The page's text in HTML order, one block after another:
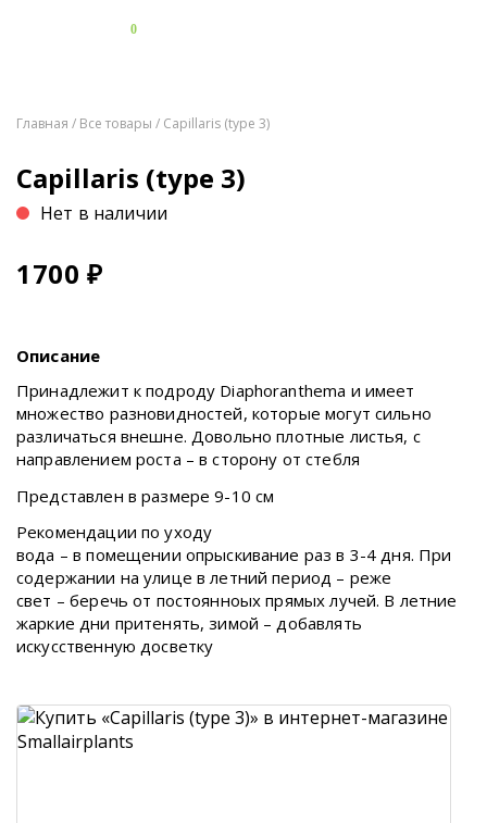
0
Главная / Все товары / Capillaris (type 3)
Capillaris (type 3)
Нет в наличии
1700 ₽
Описание
Принадлежит к подроду Diaphoranthema и имеет
множество разновидностей, которые могут сильно
различаться внешне. Довольно плотные листья, с
направлением роста – в сторону от стебля
Представлен в размере 9-10 см
Рекомендации по уходу
вода – в помещении опрыскивание раз в 3-4 дня. При
содержании на улице в летний период – реже
свет – беречь от постоянноых прямых лучей. В летние
жаркие дни притенять, зимой – добавлять
искусственную досветку